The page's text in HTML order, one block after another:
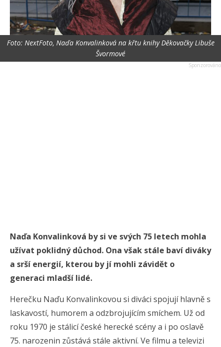
Foto: NextFoto, Naďa Konvalinková na křtu knihy Děkovačky Libuše
Švormové
Naďa Konvalinková by si ve svých 75 letech mohla
užívat poklidný důchod. Ona však stále baví diváky
a srší energií, kterou by jí mohli závidět o
generaci mladší lidé.
Herečku Naďu Konvalinkovou si diváci spojují hlavně s
laskavostí, humorem a odzbrojujícím smíchem. Už od
roku 1970 je stálicí české herecké scény a i po oslavě
75. narozenin zůstává stále aktivní. Ve filmu a televizi